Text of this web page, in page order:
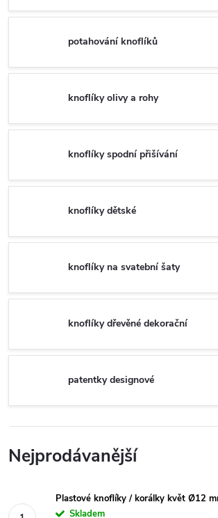
potahování knoflíků
knoflíky olivy a rohy
knoflíky spodní přišívání
knoflíky dětské
knoflíky na svatební šaty
knoflíky dřevěné dekorační
patentky designové
Nejprodávanější
Plastové knoflíky / korálky květ Ø12
Skladem